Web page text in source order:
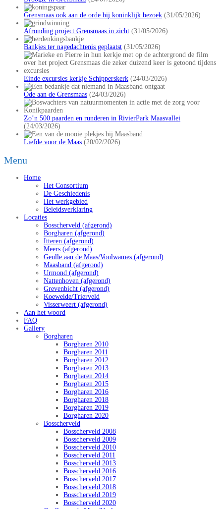
Grensmaas ook aan de orde bij koninklijk bezoek (31/05/2026)
Afronding project Grensmaas in zicht (31/05/2026)
Bankjes ter nagedachtenis geplaatst (31/05/2026)
Einde excursies kerkje Schipperskerk (24/03/2026)
Ode aan de Grensmaas (24/03/2026)
Zo’n 500 paarden en runderen in RivierPark Maasvallei
(24/03/2026)
Liefde voor de Maas (20/02/2026)
Menu
Home
Het Consortium
De Geschiedenis
Het werkgebied
Beleidsverklaring
Locaties
Bosscherveld (afgerond)
Borgharen (afgerond)
Itteren (afgerond)
Meers (afgerond)
Geulle aan de Maas/Voulwames (afgerond)
Maasband (afgerond)
Urmond (afgerond)
Nattenhoven (afgerond)
Grevenbicht (afgerond)
Koeweide/Trierveld
Visserweert (afgerond)
Aan het woord
FAQ
Gallery
Borgharen
Borgharen 2010
Borgharen 2011
Borgharen 2012
Borgharen 2013
Borgharen 2014
Borgharen 2015
Borgharen 2016
Borgharen 2018
Borgharen 2019
Borgharen 2020
Bosscherveld
Bosscherveld 2008
Bosscherveld 2009
Bosscherveld 2010
Bosscherveld 2011
Bosscherveld 2013
Bosscherveld 2016
Bosscherveld 2017
Bosscherveld 2018
Bosscherveld 2019
Bosscherveld 2020